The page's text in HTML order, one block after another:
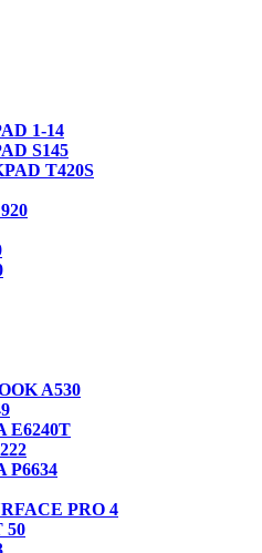
1-14
S145
T420S
A530
E6240T
P6634
PRO 4
50